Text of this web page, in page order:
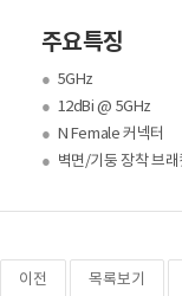
주요특징
● 5GHz
● 12dBi @ 5GHz
● N Female 커넥터
● 벽면/기둥 장착 브
이전 목록보기